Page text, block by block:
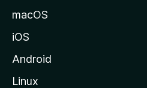
macOS
iOS
Android
Linux